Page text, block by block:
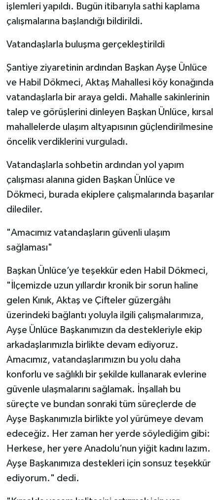
işlemleri yapıldı. Bugün itibarıyla sathi kaplama
çalışmalarına başlandığı bildirildi.
Vatandaşlarla buluşma gerçekleştirildi
Şantiye ziyaretinin ardından Başkan Ayşe Ünlüce
ve Habil Dökmeci, Aktaş Mahallesi köy konağında
vatandaşlarla bir araya geldi. Mahalle sakinlerinin
talep ve görüşlerini dinleyen Başkan Ünlüce, kırsal
mahallelerde ulaşım altyapısının güçlendirilmesine
öncelik verdiklerini vurguladı.
Vatandaşlarla sohbetin ardından yol yapım
çalışması alanına giden Başkan Ünlüce ve
Dökmeci, burada ekiplere çalışmalarında başarılar
dilediler.
"Amacımız vatandaşların güvenli ulaşım
sağlaması"
Başkan Ünlüce’ye teşekkür eden Habil Dökmeci,
"İlçemizde uzun yıllardır kronik bir sorun haline
gelen Kınık, Aktaş ve Çifteler güzergâhı
üzerindeki bağlantı yoluyla ilgili çalışmalarımıza,
Ayşe Ünlüce Başkanımızın da destekleriyle ekip
arkadaşlarımızla birlikte devam ediyoruz.
Amacımız, vatandaşlarımızın bu yolu daha
konforlu ve sağlıklı bir şekilde kullanarak evlerine
güvenle ulaşmalarını sağlamak. İnşallah bu
süreçte ve bundan sonraki tüm süreçlerde de
Ayşe Başkanımızla birlikte yol yürümeye devam
edeceğiz. Her zaman her yerde söylediğim gibi:
Herkese, her yere Anadolu’nun yiğit kadını lazım.
Ayşe Başkanımıza destekleri için sonsuz teşekkür
ediyorum." dedi.